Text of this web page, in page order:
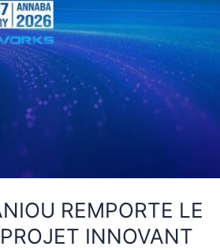
REMPORTE LE
INNOVANT